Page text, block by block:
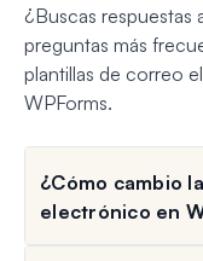
¿Buscas respuestas
preguntas más
plantillas de correo
WPForms.
¿Cómo cambio
electrónico en